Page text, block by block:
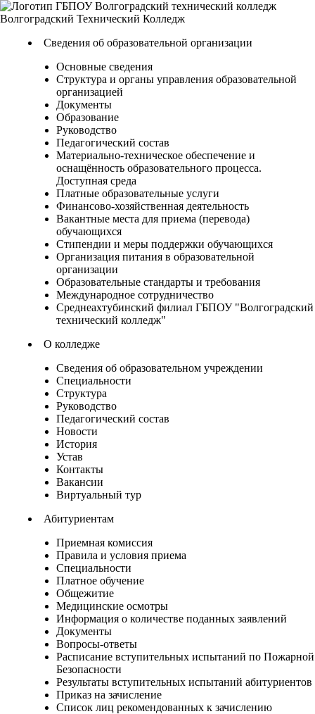
Волгоградский Технический Колледж
Сведения об образовательной организации
Основные сведения
Структура и органы управления образовательной
организацией
Документы
Образование
Руководство
Педагогический состав
Материально-техническое обеспечение и
оснащённость образовательного процесса.
Доступная среда
Платные образовательные услуги
Финансово-хозяйственная деятельность
Вакантные места для приема (перевода)
обучающихся
Стипендии и меры поддержки обучающихся
Организация питания в образовательной
организации
Образовательные стандарты и требования
Международное сотрудничество
Среднеахтубинский филиал ГБПОУ "Волгоградский
технический колледж"
О колледже
Сведения об образовательном учреждении
Специальности
Структура
Руководство
Педагогический состав
Новости
История
Устав
Контакты
Вакансии
Виртуальный тур
Абитуриентам
Приемная комиссия
Правила и условия приема
Специальности
Платное обучение
Общежитие
Медицинские осмотры
Информация о количестве поданных заявлений
Документы
Вопросы-ответы
Расписание вступительных испытаний по Пожарной
Безопасности
Результаты вступительных испытаний абитуриентов
Приказ на зачисление
Список лиц рекомендованных к зачислению